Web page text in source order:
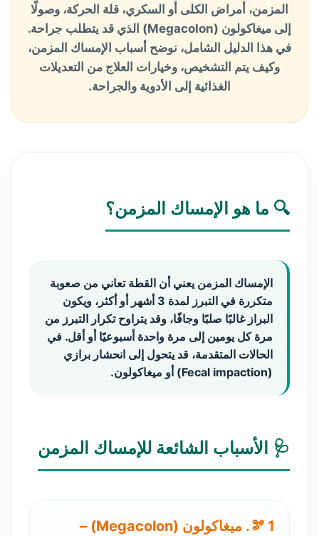
المزمن، أمراض الكلى أو السكري، قلة الحركة، وصولًا
إلى ميغاكولون (Megacolon)
الذي قد يتطلب جراحة.
في هذا الدليل الشامل، نوضح أسباب الإمساك المزمن،
وكيف يتم التشخيص، وخيارات العلاج من التعديلات
الغذائية إلى الأدوية والجراحة.
🔍 ما هو الإمساك المزمن؟
الإمساك المزمن يعني أن القطة تعاني من صعوبة
متكررة في التبرز لمدة 3 أشهر أو أكثر
، ويكون
البراز غالبًا صلبًا وجافًا، وقد يتراوح تكرار التبرز من
مرة كل يومين إلى مرة واحدة أسبوعيًا أو أقل. في
الحالات المتقدمة، قد يتحول إلى انحشار برازي
(Fecal impaction)
أو ميغاكولون.
🩺 الأسباب الشائعة للإمساك المزمن
🫘 1. ميغاكولون (Megacolon) –